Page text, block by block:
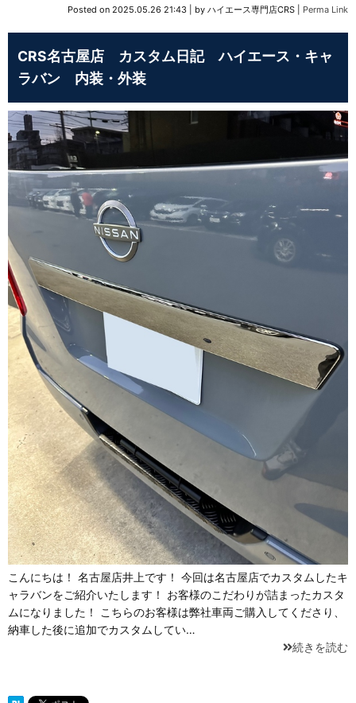
Posted on 2025.05.26 21:43 by ハイエース専門店CRS Perma Link
CRS名古屋店 カスタム日記 ハイエース・キャ
ラバン 内装・外装
こんにちは！ 名古屋店井上です！ 今回は名古屋店でカスタムしたキ
ャラバンをご紹介いたします！ お客様のこだわりが詰まったカスタ
ムになりました！ こちらのお客様は弊社車両ご購入してくださり、
納車した後に追加でカスタムしてい…
続きを読む